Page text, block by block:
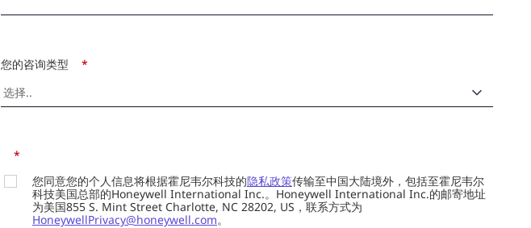
*
您的咨询类型
*
您同意您的个人信息将根据霍尼韦尔科技的隐私政策传输至中国大陆境外，包括至霍尼韦尔
科技美国总部的Honeywell International Inc.。Honeywell International Inc.的邮寄地址
为美国855 S. Mint Street Charlotte, NC 28202, US，联系方式为
HoneywellPrivacy@honeywell.com。